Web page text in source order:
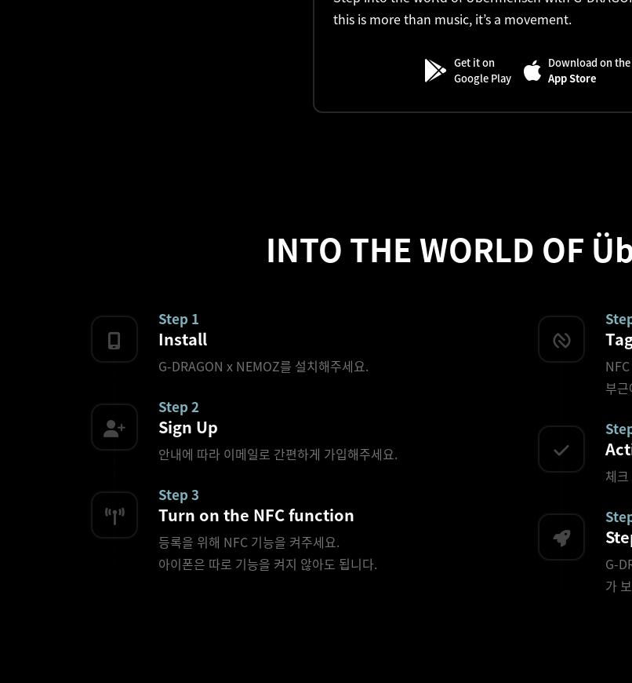
this is more than music, it’s a movement.
Get it on
Google Play
Download on the
App Store
INTO THE WORLD OF
Step 1
Install
G-DRAGON x NEMOZ를 설치해주세요.
Step 2
Sign Up
안내에 따라 이메일로 간편하게 가입해주세요.
Step 3
Turn on the NFC function
등록을 위해 NFC 기능을 켜주세요.
아이폰은 따로 기능을 켜지 않아도 됩니다.
부
체
G-
가